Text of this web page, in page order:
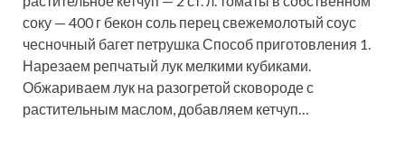
соку — 400 г бекон соль перец свежемолотый соус
чесночный багет петрушка Способ приготовления 1.
Нарезаем репчатый лук мелкими кубиками.
Обжариваем лук на разогретой сковороде с
растительным маслом, добавляем кетчуп…